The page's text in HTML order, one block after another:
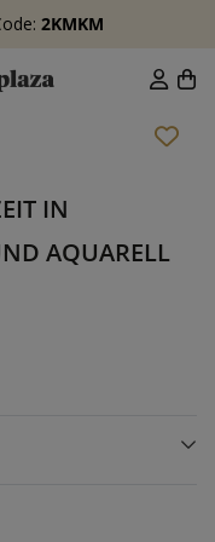
2KMKM
IN
AQUARELL